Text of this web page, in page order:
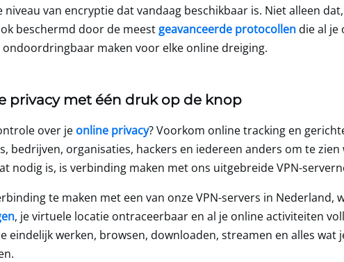
niveau van encryptie dat vandaag beschikbaar is. Niet alleen
beschermd door de meest geavanceerde protocollen die al je
ondoordringbaar maken voor elke online dreiging.
privacy met één druk op de knop
over je online privacy? Voorkom online tracking en
bedrijven, organisaties, hackers en iedereen anders om te
nodig is, is verbinding maken met ons uitgebreide VPN-
te maken met een van onze VPN-servers in Nederland,
, je virtuele locatie ontraceerbaar en al je online activiteiten
eindelijk werken, browsen, downloaden, streamen en alles wat